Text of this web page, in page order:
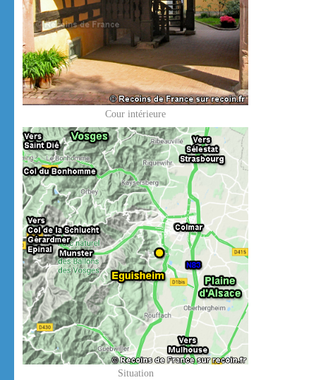
Cour intérieure
Situation